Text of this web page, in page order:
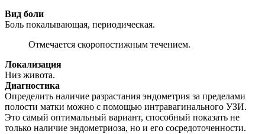
Вид боли
Боль покалывающая, периодическая.
Отмечается скоропостижным течением.
Локализация
Низ живота.
Диагностика
Определить наличие разрастания эндометрия за пределами
полости матки можно с помощью интравагинального УЗИ.
Это самый оптимальный вариант, способный показать не
только наличие эндометриоза, но и его сосредоточенности.